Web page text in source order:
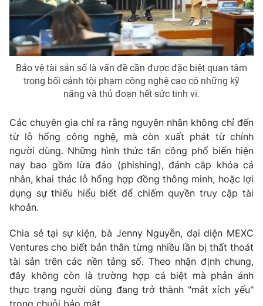
Bảo vệ tài sản số là vấn đề cần được đặc biệt quan tâm
trong bối cảnh tội phạm công nghệ cao có những kỹ
năng và thủ đoạn hết sức tinh vi.
Các chuyên gia chỉ ra rằng nguyên nhân không chỉ đến
từ lỗ hổng công nghệ, mà còn xuất phát từ chính
người dùng. Những hình thức tấn công phổ biến hiện
nay bao gồm lừa đảo (phishing), đánh cắp khóa cá
nhân, khai thác lỗ hổng hợp đồng thông minh, hoặc lợi
dụng sự thiếu hiểu biết để chiếm quyền truy cập tài
khoản.
Chia sẻ tại sự kiện, bà Jenny Nguyễn, đại diện MEXC
Ventures cho biết bản thân từng nhiều lần bị thất thoát
tài sản trên các nền tảng số. Theo nhận định chung,
đây không còn là trường hợp cá biệt mà phản ánh
thực trạng người dùng đang trở thành "mắt xích yếu"